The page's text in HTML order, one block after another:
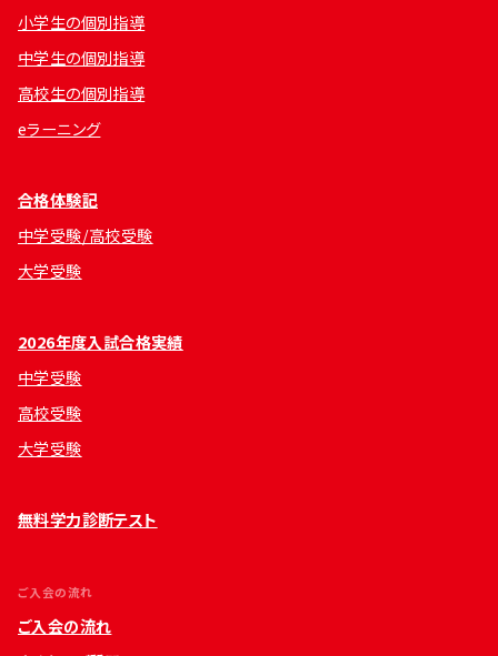
小学生の個別指導
中学生の個別指導
高校生の個別指導
eラーニング
合格体験記
中学受験/高校受験
大学受験
2026年度入試合格実績
中学受験
高校受験
大学受験
無料学力診断テスト
ご入会の流れ
ご入会の流れ